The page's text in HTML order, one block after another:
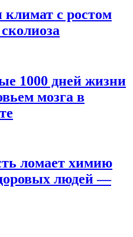
с ростом
1000 дней жизни
мозга в
ломает химию
людей —